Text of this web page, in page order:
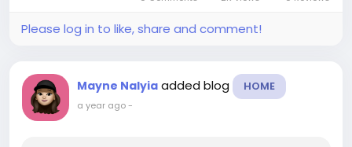
Please log in to like, share and comment!
Mayne Nalyia added blog HOME
a year ago-